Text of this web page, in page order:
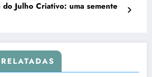
do Julho Criativo: uma semente